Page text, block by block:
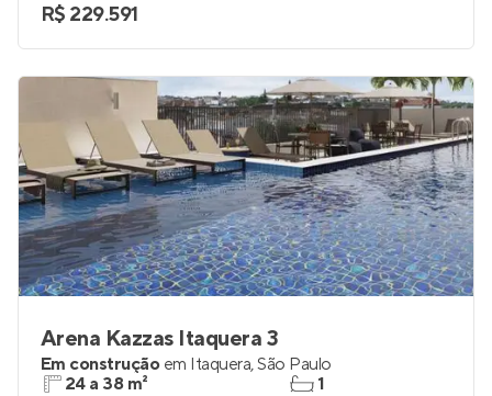
R$ 229.591
Arena Kazzas Itaquera 3
Em construção em Itaquera,São Paulo
24 a 38 m²
1